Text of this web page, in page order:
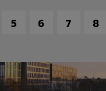
5 6 7 8